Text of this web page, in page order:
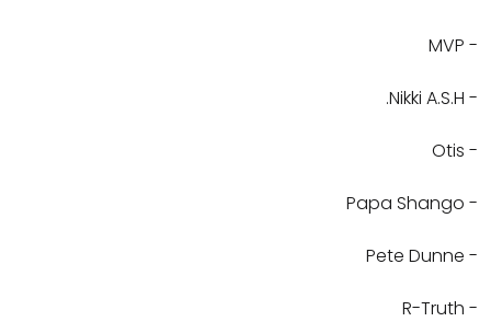
- MVP
- Nikki A.S.H.
- Otis
- Papa Shango
- Pete Dunne
- R-Truth